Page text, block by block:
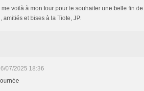
me voilà à mon tour pour te souhaiter une belle fin
amitiés et bises à la Tiote, JP.
07/2025 18:36